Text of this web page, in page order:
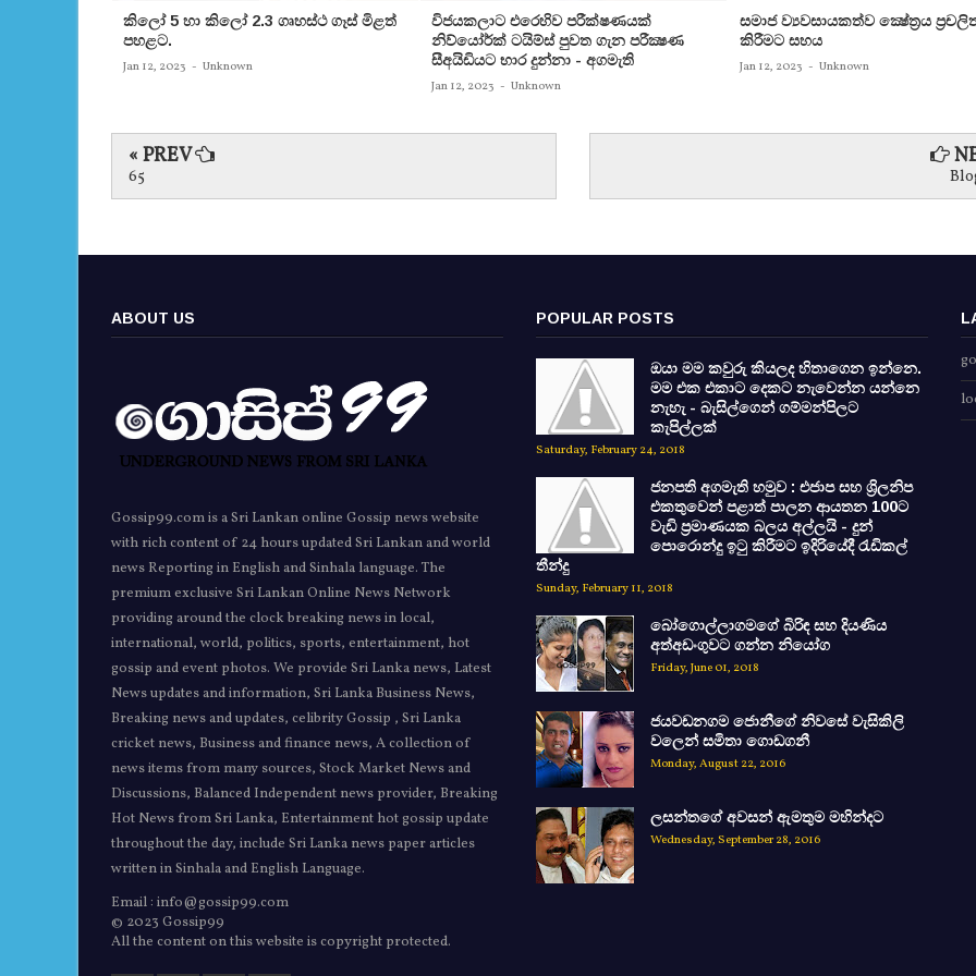
කිලෝ 5 හා කිලෝ 2.3 ගෘහස්ථ ගෑස් මිළත්
පහළට.
Jan 12, 2023 - Unknown
විජයකලාට එරෙහිව පරීක්‌ෂණයක්‌
නිව්යෝර්ක්‌ ටයිම්ස්‌ පුවත ගැන පරීක්‍ෂණ
සීඅයිඩියට භාර දුන්නා - අගමැති
Jan 12, 2023 - Unknown
සමාජ ව්‍යවසායකත්ව ක්‍ෂේත්‍රය
කිරීමට සහය
Jan 12, 2023 - Unknown
« PREV
65
ABOUT US
Gossip99.com is a Sri Lankan online Gossip news website
with rich content of 24 hours updated Sri Lankan and world
news Reporting in English and Sinhala language. The
premium exclusive Sri Lankan Online News Network
providing around the clock breaking news in local,
international, world, politics, sports, entertainment, hot
gossip and event photos. We provide Sri Lanka news, Latest
News updates and information, Sri Lanka Business News,
Breaking news and updates, celibrity Gossip , Sri Lanka
cricket news, Business and finance news, A collection of
news items from many sources, Stock Market News and
Discussions, Balanced Independent news provider, Breaking
Hot News from Sri Lanka, Entertainment hot gossip update
throughout the day, include Sri Lanka news paper articles
written in Sinhala and English Language.
Email : info@gossip99.com
© 2023 Gossip99
All the content on this website is copyright protected.
POPULAR POSTS
ඔයා මම කවුරු කියලද හිතාගෙන ඉන්නෙ.
මම එක එකාට දෙකට නැවෙන්න යන්නෙ
නැහැ - බැසිල්ගෙන් ගම්මන්පිලට
කැපිල්ලක්
Saturday, February 24, 2018
ජනපති අගමැති හමුව : එජාප සහ ශ්‍රිලනිප
එකතුවෙන් පළාත් පාලන ආයතන 100ට
වැඩි ප්‍රමාණයක බලය අල්ලයි - දුන්
පොරොන්දු ඉටු කිරීමට ඉදිරියේදී රැඩිකල්
තීන්දු
Sunday, February 11, 2018
බෝගොල්ලාගමගේ බිරිඳ සහ දියණිය
අත්අඩංගුවට ගන්න නියෝග
Friday, June 01, 2018
ජයවඩනගම ජොනීගේ නිවසේ වැසිකිලි
වලෙන් සමිතා ගොඩගනී
Monday, August 22, 2016
ලසන්තගේ අවසන් ඇමතුම මහින්දට
Wednesday, September 28, 2016